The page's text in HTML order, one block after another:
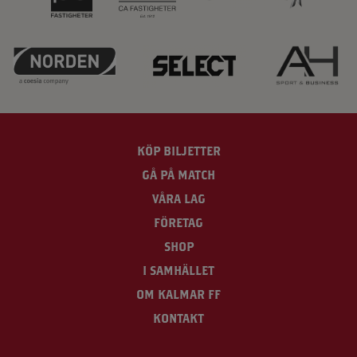
KÖP BILJETTER
GÅ PÅ MATCH
VÅRA LAG
FÖRETAG
SHOP
I SAMHÄLLET
OM KALMAR FF
KONTAKT